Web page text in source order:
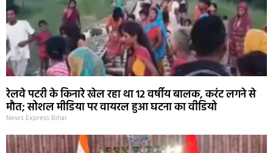
रेलवे पटरी के किनारे खेल रहा था 12 वर्षीय बालक, करंट लगने से
मौत; सोशल मीडिया पर वायरल हुआ घटना का वीडियो
News Express Bihar